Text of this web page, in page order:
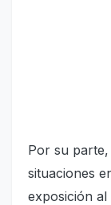
Por su parte,
situaciones
exposición